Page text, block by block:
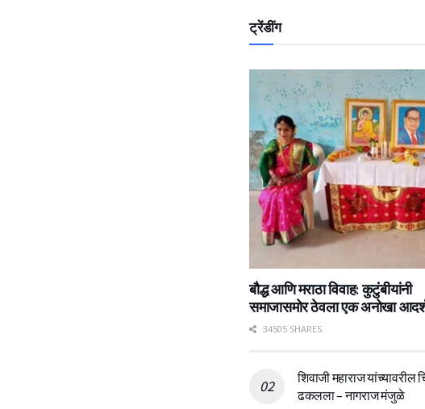
ट्रेंडींग
बौद्ध आणि मराठा विवाह: कुटुंबीयांनी
समाजासमोर ठेवला एक अनोखा
34505 SHARES
शिवाजी महाराज
ढकलला – नागराज मंजुळे